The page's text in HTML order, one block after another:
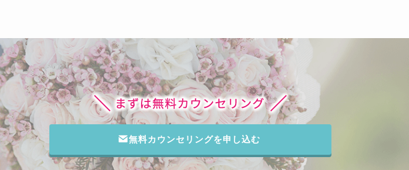
無料カウンセリングを申し込む